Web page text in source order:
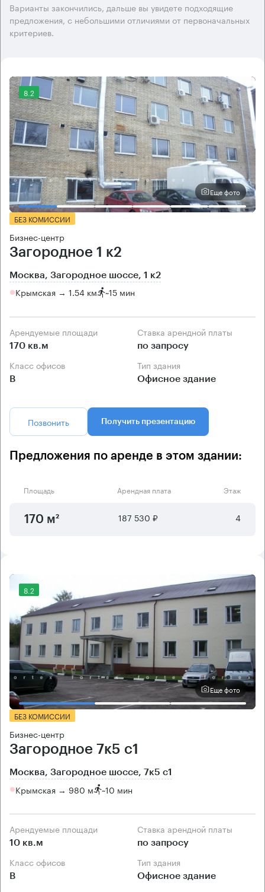
Варианты закончились, дальше вы увидете подходящие
предложения, с небольшими отличиями от первоначальных
критериев.
8.2
Еще фото
БЕЗ КОМИССИИ
Бизнес-центр
Загородное 1 к2
Москва, Загородное шоссе, 1 к2
Крымская → 1.54 км ~15 мин
Арендуемые площади
170 кв.м
Ставка арендной платы
по запросу
Класс офисов
B
Тип здания
Офисное здание
Позвонить Получить презентацию
Предложения по аренде в этом здании:
Площадь Арендная плата Этаж
170 м² 187 530 ₽ 4
8.2
Еще фото
БЕЗ КОМИССИИ
Бизнес-центр
Загородное 7к5 с1
Москва, Загородное шоссе, 7к5 с1
Крымская → 980 м ~10 мин
Арендуемые площади
10 кв.м
Ставка арендной платы
по запросу
Класс офисов
B
Тип здания
Офисное здание